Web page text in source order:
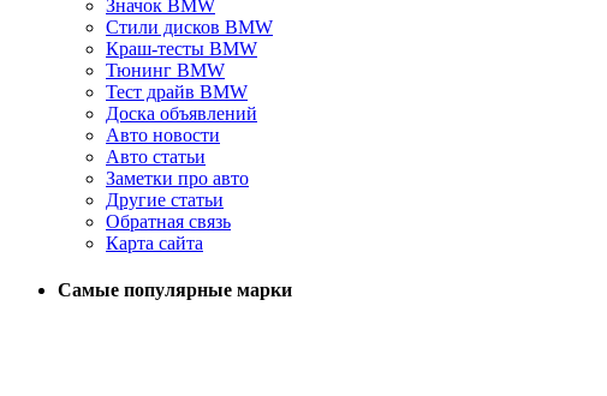
Значок BMW
Стили дисков BMW
Краш-тесты BMW
Тюнинг BMW
Тест драйв BMW
Доска объявлений
Авто новости
Авто статьи
Заметки про авто
Другие статьи
Обратная связь
Карта сайта
Самые популярные марки